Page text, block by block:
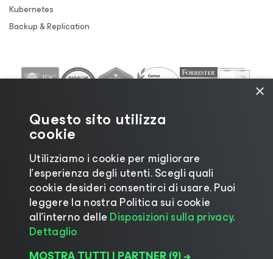
Kubernetes
Backup & Replication
©2026 Veeam® Software |Informativa sulla privacy
Informativa sui cookie|Informazioni legali|Policy
di licenza
×
Questo sito utilizza
cookie
Utilizziamo i cookie per migliorare
l’esperienza degli utenti. Scegli quali
cookie desideri consentirci di usare. Puoi
leggere la nostra Politica sui cookie
all’interno delle Disposizioni sulla privacy.
Dettaglio